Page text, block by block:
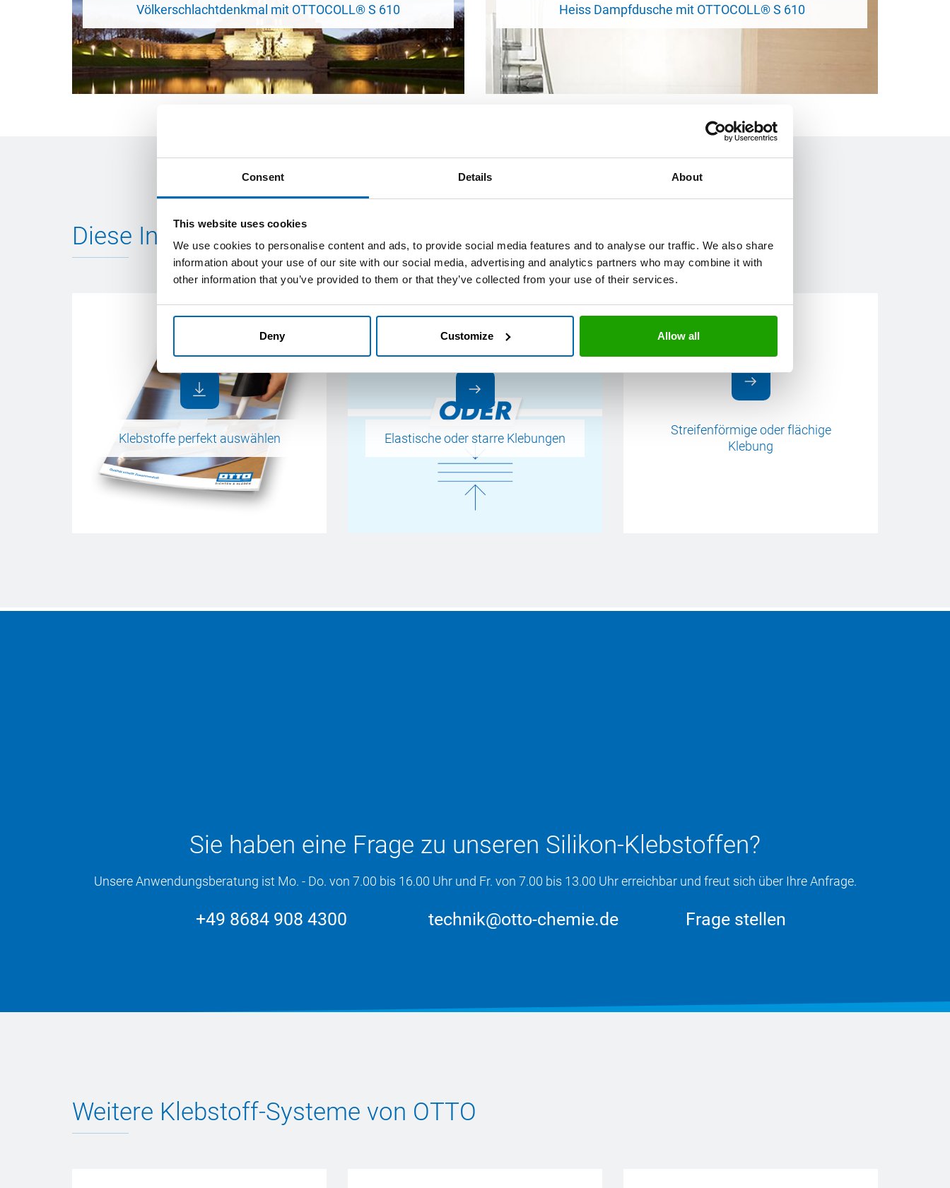
Consent Details About
This website uses cookies
We use cookies to personalise content and ads, to provide social media features and to analyse our traffic. We also share
information about your use of our site with our social media, advertising and analytics partners who may combine it with
other information that you’ve provided to them or that they’ve collected from your use of their services.
Deny Customize Allow all
Völkerschlachtdenkmal mit OTTOCOLL® S 610 Heiss Dampfdusche mit OTTOCOLL® S 610
Diese Inhalte könnten Sie auch interessieren
Klebstoffe perfekt auswählen Elastische oder starre Klebungen
Streifenförmige oder flächige
Klebung
Sie haben eine Frage zu unseren Silikon-Klebstoffen?
Unsere Anwendungsberatung ist Mo. - Do. von 7.00 bis 16.00 Uhr und Fr. von 7.00 bis 13.00 Uhr erreichbar und freut sich über Ihre Anfrage.
+49 8684 908 4300 technik@otto-chemie.de Frage stellen
Weitere Klebstoff-Systeme von OTTO